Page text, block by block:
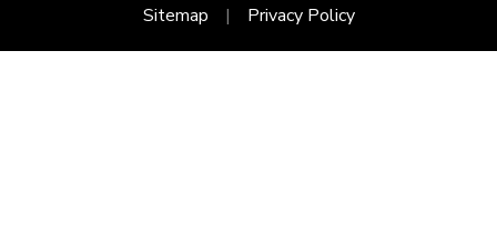
Sitemap
Privacy Policy